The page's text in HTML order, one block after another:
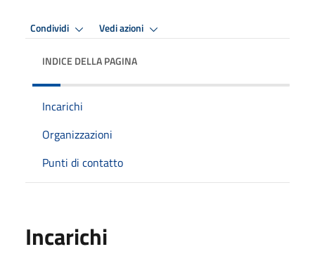
Condividi Vedi azioni
INDICE DELLA PAGINA
Incarichi
Organizzazioni
Punti di contatto
Incarichi